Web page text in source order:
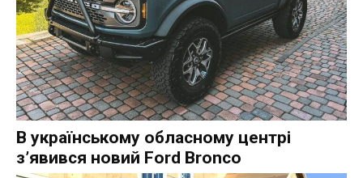
В українському обласному центрі
з’явився новий Ford Bronco